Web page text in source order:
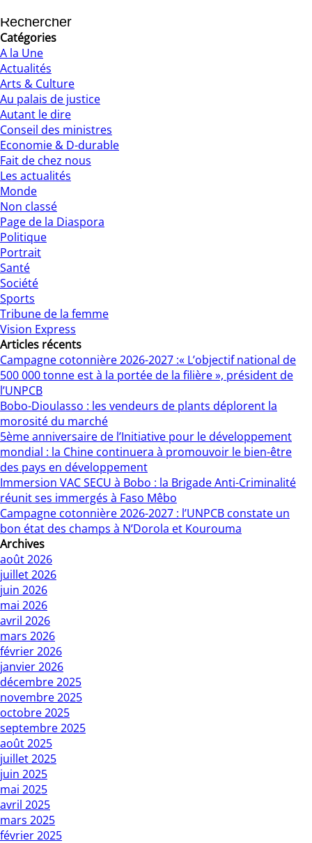
Catégories
A la Une
Actualités
Arts & Culture
Au palais de justice
Autant le dire
Conseil des ministres
Economie & D-durable
Fait de chez nous
Les actualités
Monde
Non classé
Page de la Diaspora
Politique
Portrait
Santé
Société
Sports
Tribune de la femme
Vision Express
Articles récents
Campagne cotonnière 2026-2027 :« L’objectif national de
500 000 tonne est à la portée de la filière », président de
l’UNPCB
Bobo-Dioulasso : les vendeurs de plants déplorent la
morosité du marché
5ème anniversaire de l’Initiative pour le développement
mondial : la Chine continuera à promouvoir le bien-être
des pays en développement
Immersion VAC SECU à Bobo : la Brigade Anti-Criminalité
réunit ses immergés à Faso Mêbo
Campagne cotonnière 2026-2027 : l’UNPCB constate un
bon état des champs à N’Dorola et Kourouma
Archives
août 2026
juillet 2026
juin 2026
mai 2026
avril 2026
mars 2026
février 2026
janvier 2026
décembre 2025
novembre 2025
octobre 2025
septembre 2025
août 2025
juillet 2025
juin 2025
mai 2025
avril 2025
mars 2025
février 2025